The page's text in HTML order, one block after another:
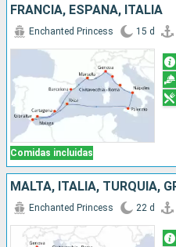
FRANCIA, ESPAÑA, ITALIA
Comidas incluidas
Enchanted Princess 15 d
Enchanted Princess 22 d